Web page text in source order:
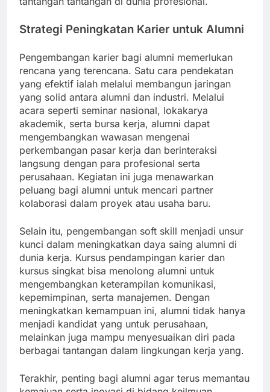
Strategi Peningkatan Karier untuk Alumni
Pengembangan karier bagi alumni memerlukan
rencana yang terencana. Satu cara pendekatan
yang efektif ialah melalui membangun jaringan
yang solid antara alumni dan industri. Melalui
acara seperti seminar nasional, lokakarya
akademik, serta bursa kerja, alumni dapat
mengembangkan wawasan mengenai
perkembangan pasar kerja dan berinteraksi
langsung dengan para profesional serta
perusahaan. Kegiatan ini juga menawarkan
peluang bagi alumni untuk mencari partner
kolaborasi dalam proyek atau usaha baru.
Selain itu, pengembangan soft skill menjadi unsur
kunci dalam meningkatkan daya saing alumni di
dunia kerja. Kursus pendampingan karier dan
kursus singkat bisa menolong alumni untuk
mengembangkan keterampilan komunikasi,
kepemimpinan, serta manajemen. Dengan
meningkatkan kemampuan ini, alumni tidak hanya
menjadi kandidat yang untuk perusahaan,
melainkan juga mampu menyesuaikan diri pada
berbagai tantangan dalam lingkungan kerja yang.
Terakhir, penting bagi alumni agar terus memantau